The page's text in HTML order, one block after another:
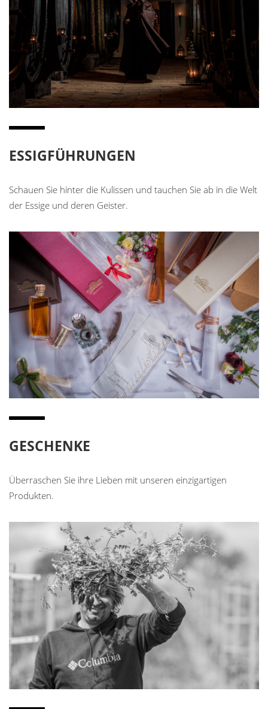
ESSIGFÜHRUNGEN
Schauen Sie hinter die Kulissen und tauchen Sie ab in die Welt
der Essige und deren Geister.
GESCHENKE
Überraschen Sie ihre Lieben mit unseren einzigartigen
Produkten.